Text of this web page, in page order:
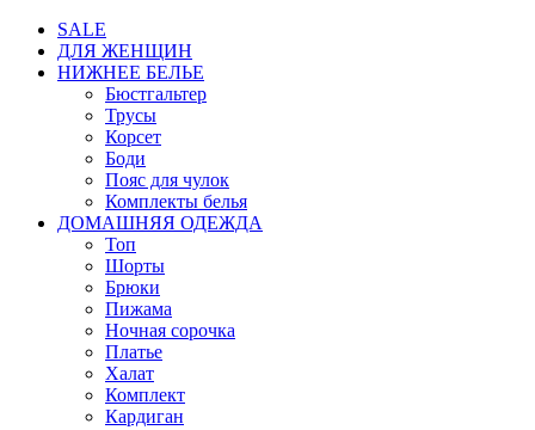
SALE
ДЛЯ ЖЕНЩИН
НИЖНЕЕ БЕЛЬЕ
Бюстгальтер
Трусы
Корсет
Боди
Пояс для чулок
Комплекты белья
ДОМАШНЯЯ ОДЕЖДА
Топ
Шорты
Брюки
Пижама
Ночная сорочка
Платье
Халат
Комплект
Кардиган